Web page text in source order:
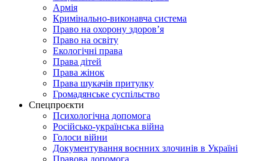
Армія
Кримінально-виконавча система
Право на охорону здоров’я
Право на освіту
Екологічні права
Права дітей
Права жінок
Права шукачів притулку
Громадянське суспільство
Спецпроєкти
Психологічна допомога
Російсько-українська війна
Голоси війни
Документування воєнних злочинів в Україні
Правова допомога